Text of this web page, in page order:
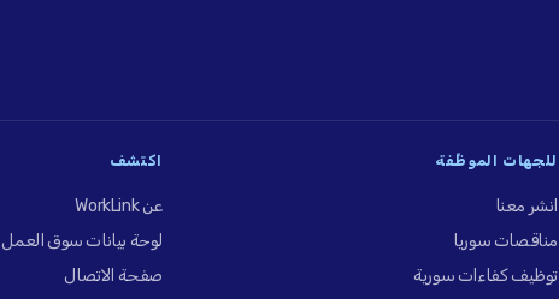
للجهات الموظِّفة
انشر معنا
مناقصات سوريا
توظيف كفاءات سورية
اكتشف
عن WorkLink
لوحة بيانات سوق العمل
صفحة الاتصال